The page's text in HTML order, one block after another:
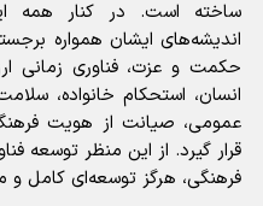
ساخته است. در کنار همه
اندیشه‌های ایشان همواره
حکمت و عزت، فناوری زمانی
انسان، استحکام خانواده،
عمومی، صیانت از هویت
قرار گیرد. از این منظر توسعه
فرهنگی، هرگز توسعه‌ای کامل و